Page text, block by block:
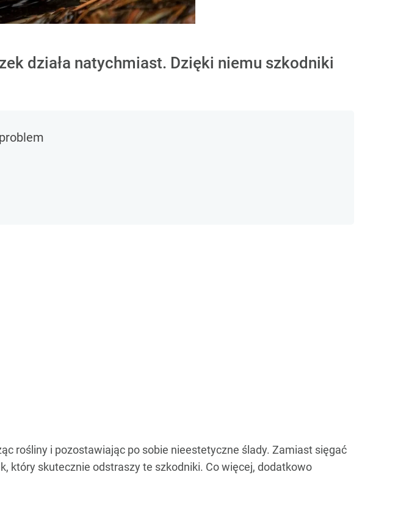
działa natychmiast. Dzięki niemu szkodniki
rośliny i pozostawiając po sobie nieestetyczne ślady. Zamiast sięgać
który skutecznie odstraszy te szkodniki. Co więcej, dodatkowo